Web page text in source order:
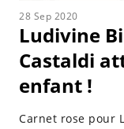
28 Sep 2020
Ludivine
Castaldi
enfant !
Carnet rose pour